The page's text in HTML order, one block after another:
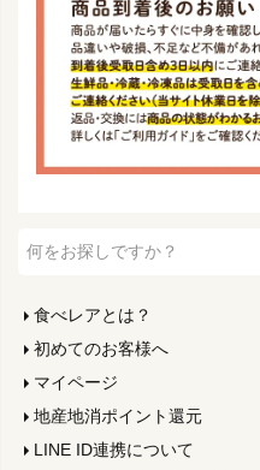
食べレアとは？
初めてのお客様へ
マイページ
地産地消ポイント還元
LINE ID連携について